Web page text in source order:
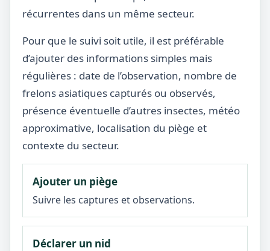
récurrentes dans un même secteur.
Pour que le suivi soit utile, il est préférable
d’ajouter des informations simples mais
régulières : date de l’observation, nombre de
frelons asiatiques capturés ou observés,
présence éventuelle d’autres insectes, météo
approximative, localisation du piège et
contexte du secteur.
Ajouter un piège
Suivre les captures et observations.
Déclarer un nid